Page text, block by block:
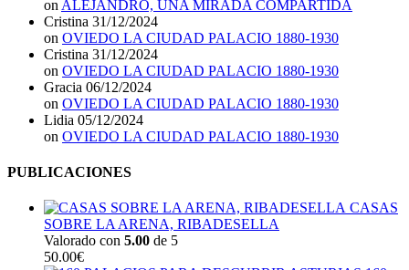
on ALEJANDRO, UNA MIRADA COMPARTIDA
Cristina 31/12/2024
on OVIEDO LA CIUDAD PALACIO 1880-1930
Cristina 31/12/2024
on OVIEDO LA CIUDAD PALACIO 1880-1930
Gracia 06/12/2024
on OVIEDO LA CIUDAD PALACIO 1880-1930
Lidia 05/12/2024
on OVIEDO LA CIUDAD PALACIO 1880-1930
PUBLICACIONES
CASAS
SOBRE LA ARENA, RIBADESELLA
Valorado con 5.00 de 5
50.00€